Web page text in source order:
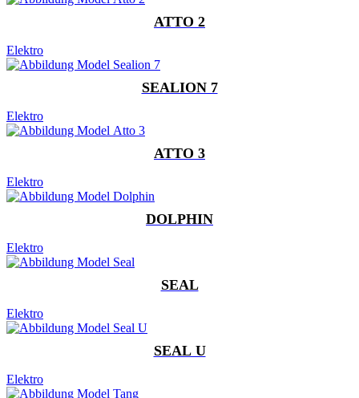
ATTO 2
Elektro
SEALION 7
Elektro
ATTO 3
Elektro
DOLPHIN
Elektro
SEAL
Elektro
SEAL U
Elektro